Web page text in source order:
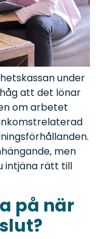
under
att det lönar
om arbetet
men
intjäna rätt till
på när